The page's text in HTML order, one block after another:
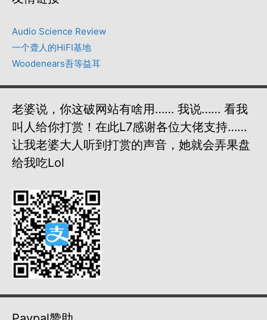
Audio Science Review
一个聋人的HiFI基地
Woodenears吾等益耳
老婆说，你这破网站有啥用…… 我说…… 看我
叫人给你打赏！在此L7感谢各位大佬支持……
让我老婆大人听到打赏的声音，她就会弄果盘
给我吃lol